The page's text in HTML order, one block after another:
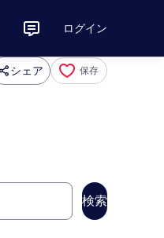
ログイン
シェア 保存
検索